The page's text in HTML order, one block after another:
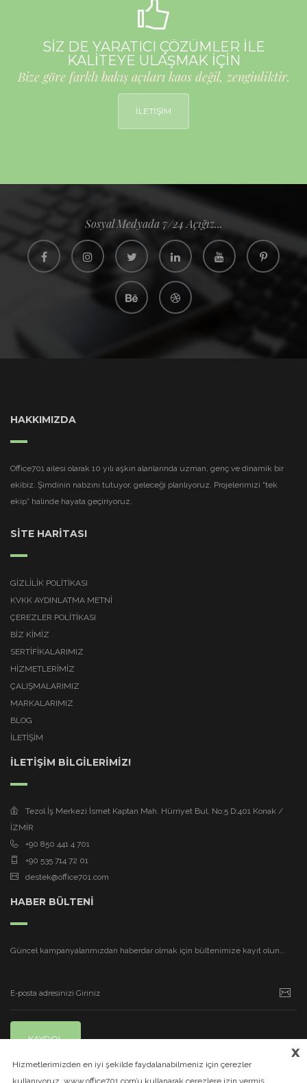
SİZ DE YARATICI ÇÖZÜMLER İLE
KALİTEYE ULAŞMAK İÇİN
Bize göre farklı bakış açıları kaos değil, zenginliktir.
İLETİŞİM
Sosyal Medyada 7/24 Açığız...
HAKKIMIZDA
Office701 ailesi olarak 10 yılı aşkın alanlarında uzman, genç ve dinamik bir
ekibiz. Şimdinin nabzını tutuyor, geleceği planlıyoruz. Projelerimizi “tek
ekip” halinde hayata geçiriyoruz.
SİTE HARİTASI
GIZLILIK POLITIKASI
KVKK AYDINLATMA METNI
ÇEREZLER POLITIKASI
BİZ KİMİZ
SERTİFİKALARIMIZ
HİZMETLERİMİZ
ÇALIŞMALARIMIZ
MARKALARIMIZ
BLOG
İLETİŞİM
İLETİŞİM BİLGİLERİMİZ!
Tezol İş Merkezi İsmet Kaptan Mah. Hürriyet Bul. No:5 D:401 Konak /
İZMİR
+90 850 441 4 701
+90 535 714 72 01
destek@office701.com
HABER BÜLTENİ
Güncel kampanyalarımızdan haberdar olmak için bültenimize kayıt olun...
KAYDOL
x
Hizmetlerimizden en iyi şekilde faydalanabilmeniz için çerezler